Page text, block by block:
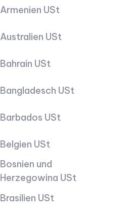
Armenien USt
Australien USt
Bahrain USt
Bangladesch USt
Barbados USt
Belgien USt
Bosnien und
Herzegowina USt
Brasilien USt